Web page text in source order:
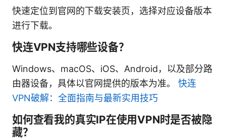
快速定位到官网的下载安装页，选择对应设备版本
进行下载。
快连VPN支持哪些设备？
Windows、macOS、iOS、Android，以及部分路
由器设备，具体以官网提供的版本为准。 快连
VPN破解：全面指南与最新实用技巧
如何查看我的真实IP在使用VPN时是否被隐
藏？